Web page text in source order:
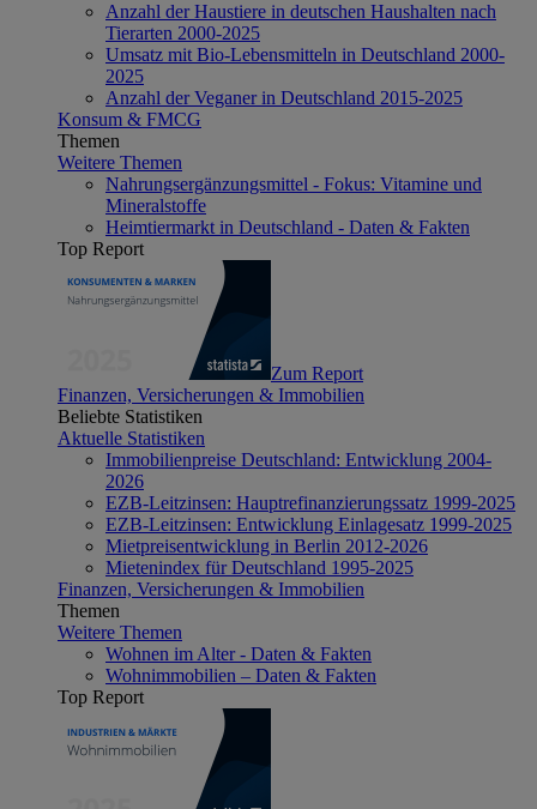
Anzahl der Haustiere in deutschen Haushalten nach
Tierarten 2000-2025
Umsatz mit Bio-Lebensmitteln in Deutschland 2000-
2025
Anzahl der Veganer in Deutschland 2015-2025
Konsum & FMCG
Themen
Weitere Themen
Nahrungsergänzungsmittel - Fokus: Vitamine und
Mineralstoffe
Heimtiermarkt in Deutschland - Daten & Fakten
Top Report
Zum Report
Finanzen, Versicherungen & Immobilien
Beliebte Statistiken
Aktuelle Statistiken
Immobilienpreise Deutschland: Entwicklung 2004-
2026
EZB-Leitzinsen: Hauptrefinanzierungssatz 1999-2025
EZB-Leitzinsen: Entwicklung Einlagesatz 1999-2025
Mietpreisentwicklung in Berlin 2012-2026
Mietenindex für Deutschland 1995-2025
Finanzen, Versicherungen & Immobilien
Themen
Weitere Themen
Wohnen im Alter - Daten & Fakten
Wohnimmobilien – Daten & Fakten
Top Report